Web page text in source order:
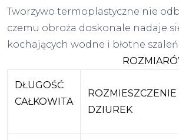
Tworzywo termoplastyczne nie
czemu obroża doskonale nadaje
kochających wodne i błotne
DŁUGOŚĆ
CAŁKOWITA
ROZMIESZCZENIE
DZIUREK